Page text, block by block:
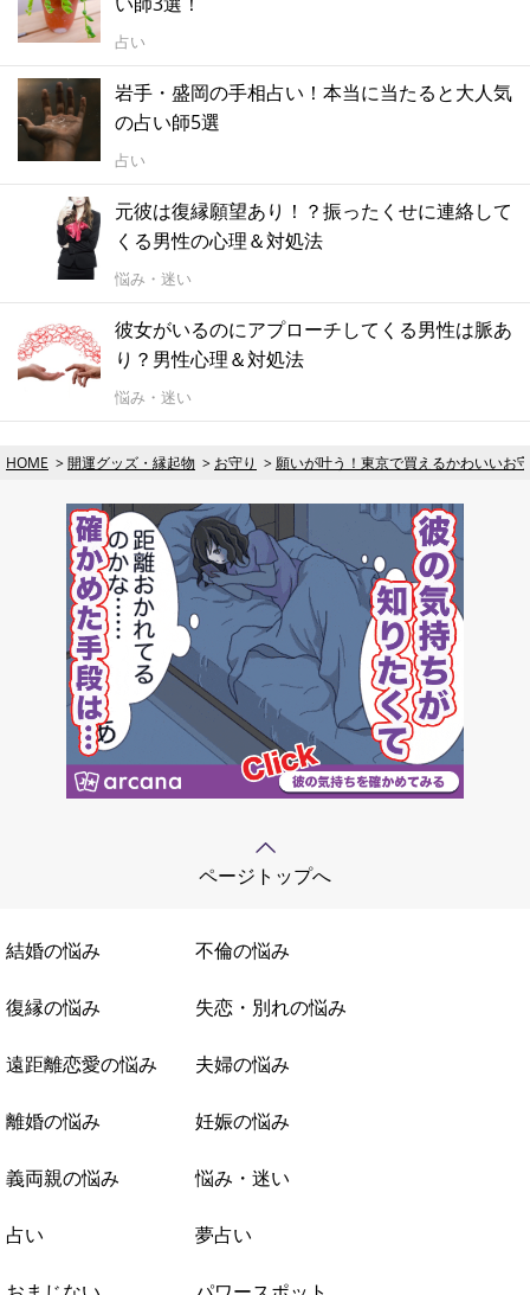
占い
岩手・盛岡の手相占い！本当に当たると大人気
の占い師5選
占い
元彼は復縁願望あり！？振ったくせに連絡して
くる男性の心理＆対処法
悩み・迷い
彼女がいるのにアプローチしてくる男性は脈あ
り？男性心理＆対処法
悩み・迷い
HOME 開運グッズ・縁起物 お守り 願いが叶う！東京で買えるかわいいお
ページトップへ
結婚の悩み 不倫の悩み
復縁の悩み 失恋・別れの悩み
遠距離恋愛の悩み 夫婦の悩み
離婚の悩み 妊娠の悩み
義両親の悩み 悩み・迷い
占い 夢占い